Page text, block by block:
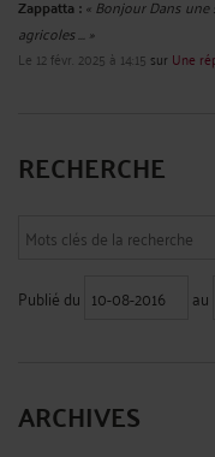
Zappatta : « Bonjour Dans
agricoles ... »
Le 12 févr. 2025 à 14:15 sur Une
RECHERCHE
Publié du au
ARCHIVES